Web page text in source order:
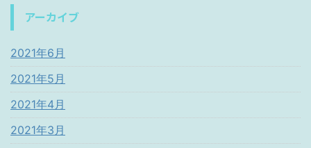
アーカイブ
2021年6月
2021年5月
2021年4月
2021年3月